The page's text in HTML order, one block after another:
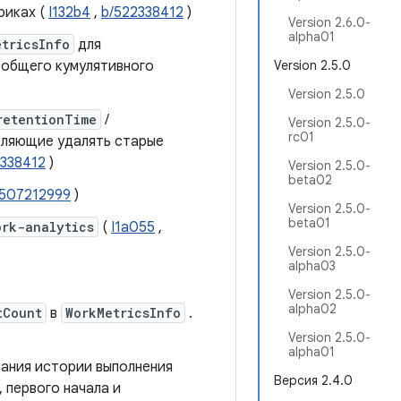
Version 2.6.0-
alpha01
Version 2.5.0
Version 2.5.0
Version 2.5.0-
rc01
Version 2.5.0-
beta02
Version 2.5.0-
beta01
Version 2.5.0-
alpha03
Version 2.5.0-
alpha02
Version 2.5.0-
alpha01
Версия 2.4.0
( I132b4 , b/522338412 )
для
кумулятивного
/
удалять старые
)
)
analytics ( I1a055 ,
в WorkMetricsInfo .
истории выполнения
начала и